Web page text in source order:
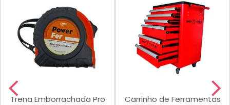
Trena Emborrachada Pro
Carrinho de Ferramentas